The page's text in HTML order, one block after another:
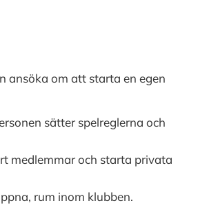
ansöka om att starta en egen
sätter spelreglerna och
medlemmar och starta privata
rum inom klubben.